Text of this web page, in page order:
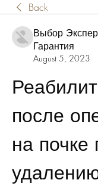
Back
Выбор
Гарантия
August 5, 2023
после
на почке